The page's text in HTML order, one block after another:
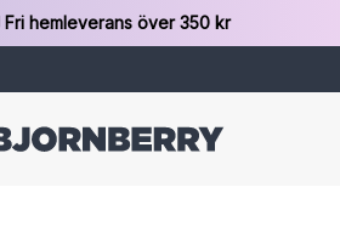
Fri hemleverans över 350 kr